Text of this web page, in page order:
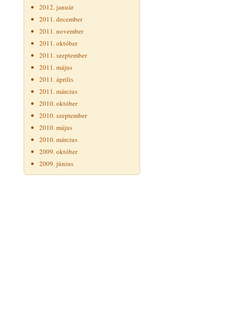
2012. január
2011. december
2011. november
2011. október
2011. szeptember
2011. május
2011. április
2011. március
2010. október
2010. szeptember
2010. május
2010. március
2009. október
2009. június